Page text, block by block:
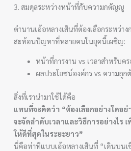
3. สมดุลระหว่างหน้าที่กับความกตัญญู
ตำนานเอ้อหลางเสินที่ต้องเลือกระหว่าง
สะท้อนปัญหาที่หลายคนในยุคนี้เผชิญ:
หน้าที่การงาน vs เวลาสำหรับค
ผลประโยชน์องค์กร vs ความถูก
สิ่งที่เรานำมาใช้ได้คือ
แทนที่จะคิดว่า “ต้องเลือกอย่างใดอย่
จะจัดลำดับเวลาและวิธีการอย่างไร
ให้ดีที่สุดในระยะยาว”
นี่คือท่าทีแบบเอ้อหลางเสินที่ “เดินบนเ